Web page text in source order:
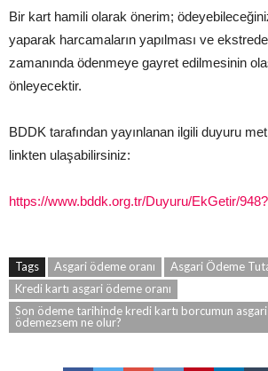
Bir kart hamili olarak önerim;
yaparak harcamaların yapılması ve
zamanında ödenmeye gayret edilmesinin
önleyecektir.
BDDK tarafından yayınlanan ilgili duyuru
linkten ulaşabilirsiniz:
https://www.bddk.org.tr/Duyuru/EkGetir/
Tags Asgari ödeme oranı
Asgari Ödeme
Kredi kartı asgari ödeme oranı
Son ödeme tarihinde kredi kartı borcumun asgari
ödemezsem ne olur?